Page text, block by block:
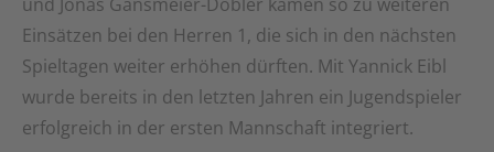
Einsätzen bei den Herren 1, die sich in den nächsten
Spieltagen weiter erhöhen dürften. Mit Yannick Eibl
wurde bereits in den letzten Jahren ein Jugendspieler
erfolgreich in der ersten Mannschaft integriert.